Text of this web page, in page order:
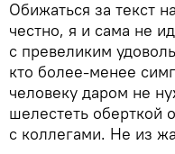
Обижаться за текст
честно, я и сама не
с превеликим
кто более-менее
человеку даром не
шелестеть оберткой
с коллегами. Не из